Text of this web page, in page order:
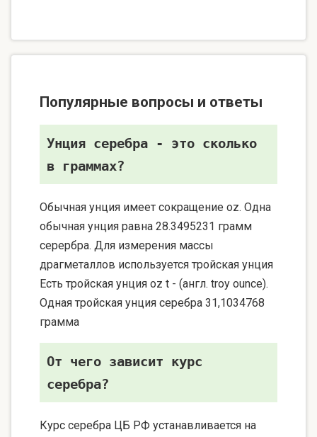
Популярные вопросы и ответы
Унция серебра - это сколько
в граммах?
Обычная унция имеет сокращение oz. Одна
обычная унция равна 28.3495231 грамм
серербра. Для измерения массы
драгметаллов используется тройская унция
Есть тройская унция oz t - (англ. troy ounce).
Одная тройская унция серебра 31,1034768
грамма
От чего зависит курс
серебра?
Курс серебра ЦБ РФ устанавливается на